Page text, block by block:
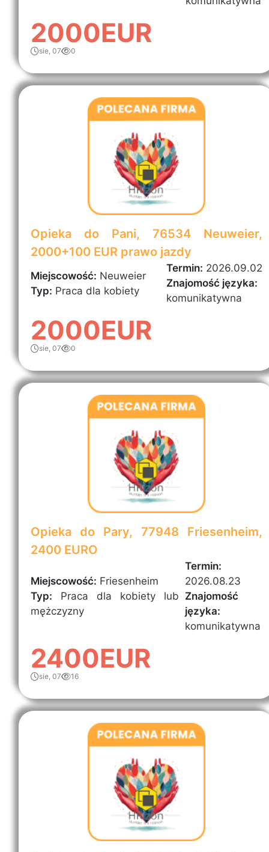
2000EUR
sie, 07 0
Opieka do Pani, 76534 Neuweier,
2000+100 EUR prawo jazdy
Miejscowość: Neuweier
Typ: Praca dla kobiety
Termin: 2026.09.02
Znajomość języka:
komunikatywna
2000EUR
sie, 07 0
Opieka do Pary, 77948 Friesenheim,
2400 EURO
Miejscowość: Friesenheim
Typ:
Praca dla kobiety lub
mężczyzny
Termin:
2026.08.23
Znajomość
języka:
komunikatywna
2400EUR
sie, 07 16